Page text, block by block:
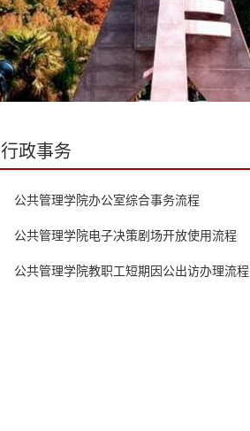
行政事务
公共管理学院办公室综合事务流程
公共管理学院电子决策剧场开放使用流程
公共管理学院教职工短期因公出访办理流程